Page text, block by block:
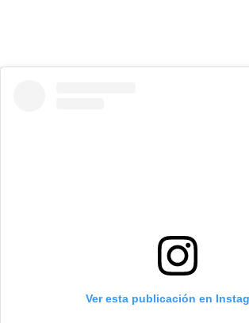
Ver esta publicación en